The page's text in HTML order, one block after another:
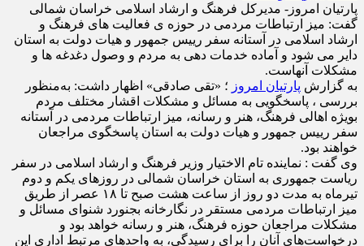
پارتیان امروز- مدیرکل فرهنگ و ارشاد اسلامی خراسان شمالی
گفت: میز ارتباطات مردمی در حوزه ی فعالیت های فرهنگ و
ارشاد اسلامی در آستانه سفر رییس جمهور و هیات دولت به استان
دایر می شود و آماده خدمات دهی به مردم و وصول دغدغه ها و
مشکلات آنهاست.
به گزارش پارتیان امروز ؛ «تقی صادقی» اظهار داشت: به‌منظور
بررسی ، پاسخگویی به مسائل و مشکلات اقشار مختلف مردم
بویژه اهالی فرهنگ، هنر و رسانه، میز ارتباطات مردمی در آستانه
سفر رییس جمهور و هیات دولت به استان پاسخگوی مراجعان
خواهند بود.
وی گفت : نماینده تام الاختیار وزیر فرهنگ و ارشاد اسلامی در سفر
ریاست جمهوری به استان خراسان شمالی در روزهای یکم و دوم
تیرماه به مدت دو روز از ساعت هشت صبح تا ۱۸ عصر از طریق
میز ارتباطات مردمی مستقر در نگارخانه بجنورد شنوای مسائل و
مشکلات مراجعان حوزه فرهنگ، هنر و رسانه خواهد بود و
درخواست‌های آنان را برای رسیدگی، به واحدهای مرتبط اداری این